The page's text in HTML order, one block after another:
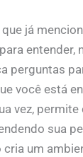
já
entender,
perguntas
você está
vez,
sua
um